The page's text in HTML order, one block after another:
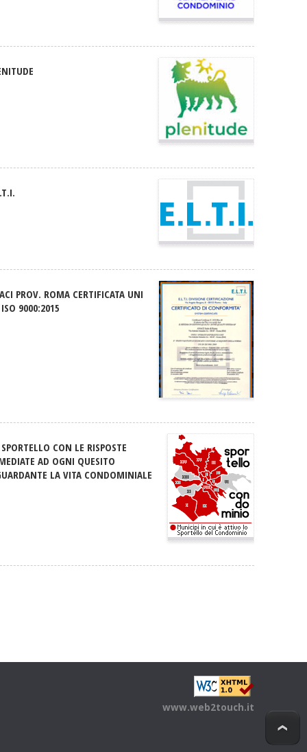
PROV. ROMA CERTIFICATA UNI
9000:2015
CON LE RISPOSTE
AD OGNI QUESITO
LA VITA CONDOMINIALE
www.web2touch.it